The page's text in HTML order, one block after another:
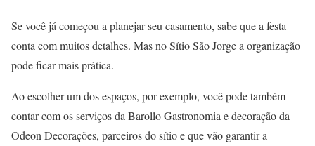
Se você já começou a planejar seu casamento, sabe que a festa
conta com muitos detalhes. Mas no Sítio São Jorge a organização
pode ficar mais prática.
Ao escolher um dos espaços, por exemplo, você pode também
contar com os serviços da Barollo Gastronomia e decoração da
Odeon Decorações, parceiros do sítio e que vão garantir a